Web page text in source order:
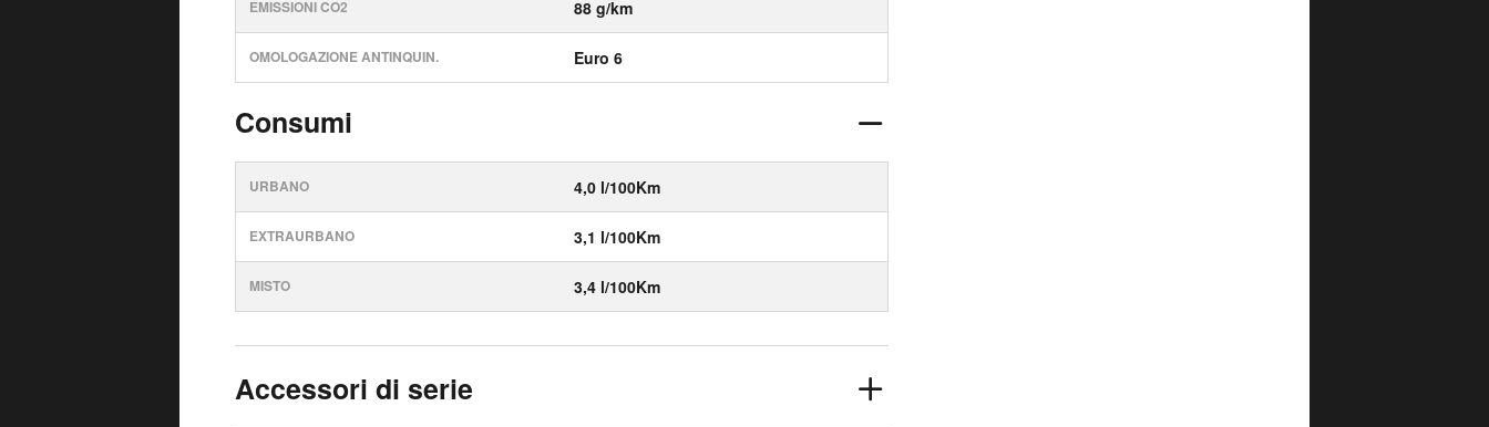
EMISSIONI CO2 88 g/km
OMOLOGAZIONE ANTINQUIN. Euro 6
Consumi
URBANO 4,0 l/100Km
EXTRAURBANO 3,1 l/100Km
MISTO 3,4 l/100Km
Accessori di serie